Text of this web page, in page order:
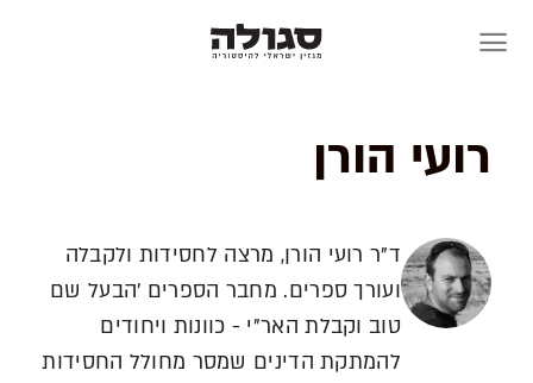
רועי הורן
ד"ר רועי הורן, מרצה לחסידות ולקבלה
ועורך ספרים. מחבר הספרים 'הבעל שם
טוב וקבלת האר"י - כוונות ויחודים
להמתקת הדינים שמסר מחולל החסידות